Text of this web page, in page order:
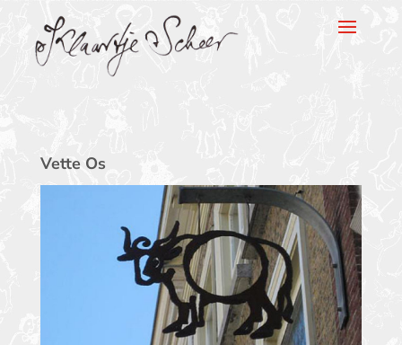
Klaartje Scheer
Vette Os